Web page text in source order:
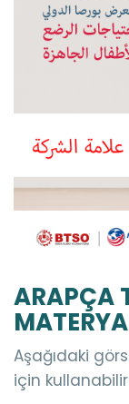
ARAPÇA
Aşağıdaki
için